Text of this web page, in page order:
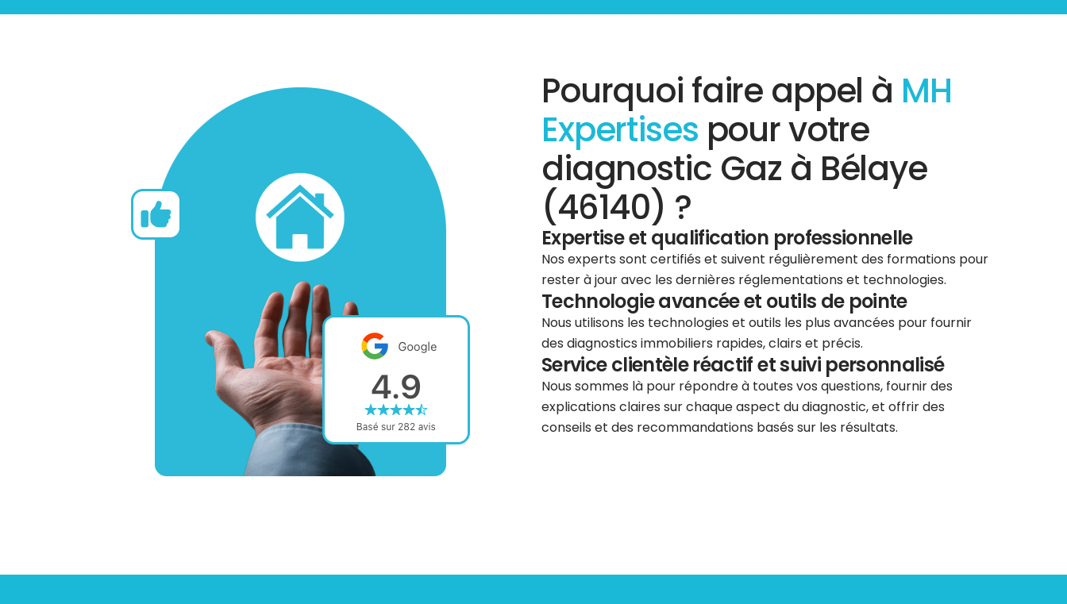
Pourquoi faire appel à MH
Expertises pour votre
diagnostic Gaz à Bélaye
(46140) ?
Expertise et qualification professionnelle
Nos experts sont certifiés et suivent régulièrement des formations pour
rester à jour avec les dernières réglementations et technologies.
Technologie avancée et outils de pointe
Nous utilisons les technologies et outils les plus avancées pour fournir
des diagnostics immobiliers rapides, clairs et précis.
Service clientèle réactif et suivi personnalisé
Nous sommes là pour répondre à toutes vos questions, fournir des
explications claires sur chaque aspect du diagnostic, et offrir des
conseils et des recommandations basés sur les résultats.